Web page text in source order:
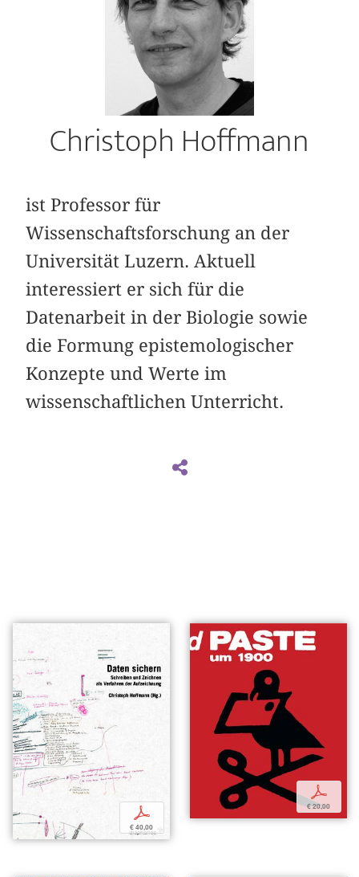
Christoph Hoffmann
ist Professor für
Wissenschaftsforschung an der
Universität Luzern. Aktuell
interessiert er sich für die
Datenarbeit in der Biologie sowie
die Formung epistemologischer
Konzepte und Werte im
wissenschaftlichen Unterricht.
p
€ 40,00
p
€ 20,00